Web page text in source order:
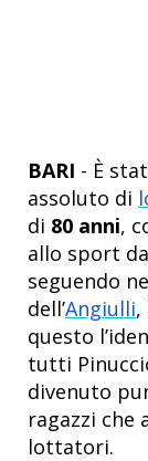
BARI - È
assoluto di
di 80 anni,
allo sport
seguendo
dell’Angiulli,
questo
tutti
divenuto
ragazzi che
lottatori.